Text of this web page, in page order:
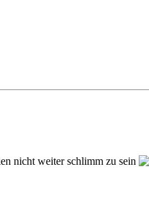
nicht weiter schlimm zu sein